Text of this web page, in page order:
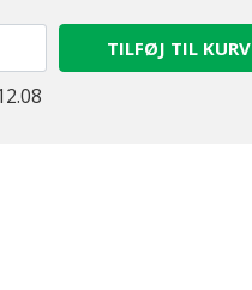
TILFØJ TIL KURV